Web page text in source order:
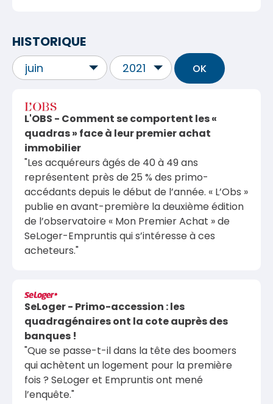
HISTORIQUE
L'OBS - Comment se comportent les «
quadras » face à leur premier achat
immobilier
"Les acquéreurs âgés de 40 à 49 ans
représentent près de 25 % des primo-
accédants depuis le début de l’année. « L’Obs »
publie en avant-première la deuxième édition
de l’observatoire « Mon Premier Achat » de
SeLoger-Empruntis qui s’intéresse à ces
acheteurs."
SeLoger - Primo-accession : les
quadragénaires ont la cote auprès des
banques !
"Que se passe-t-il dans la tête des boomers
qui achètent un logement pour la première
fois ? SeLoger et Empruntis ont mené
l’enquête."